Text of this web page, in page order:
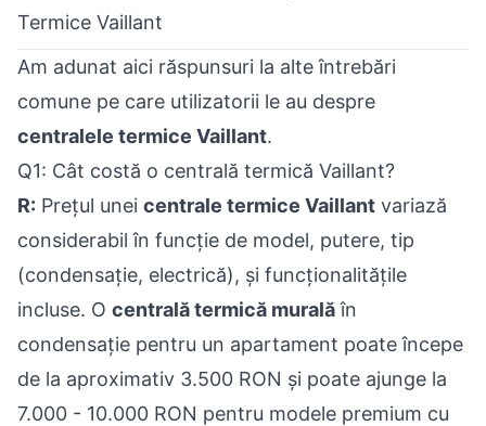
Termice Vaillant
Am adunat aici răspunsuri la alte întrebări
comune pe care utilizatorii le au despre
centralele termice Vaillant.
Q1: Cât costă o centrală termică Vaillant?
R: Prețul unei centrale termice Vaillant variază
considerabil în funcție de model, putere, tip
(condensație, electrică), și funcționalitățile
incluse. O centrală termică muralăîn
condensație pentru un apartament poate începe
de la aproximativ 3.500 RON și poate ajunge la
7.000 - 10.000 RON pentru modele premium cu